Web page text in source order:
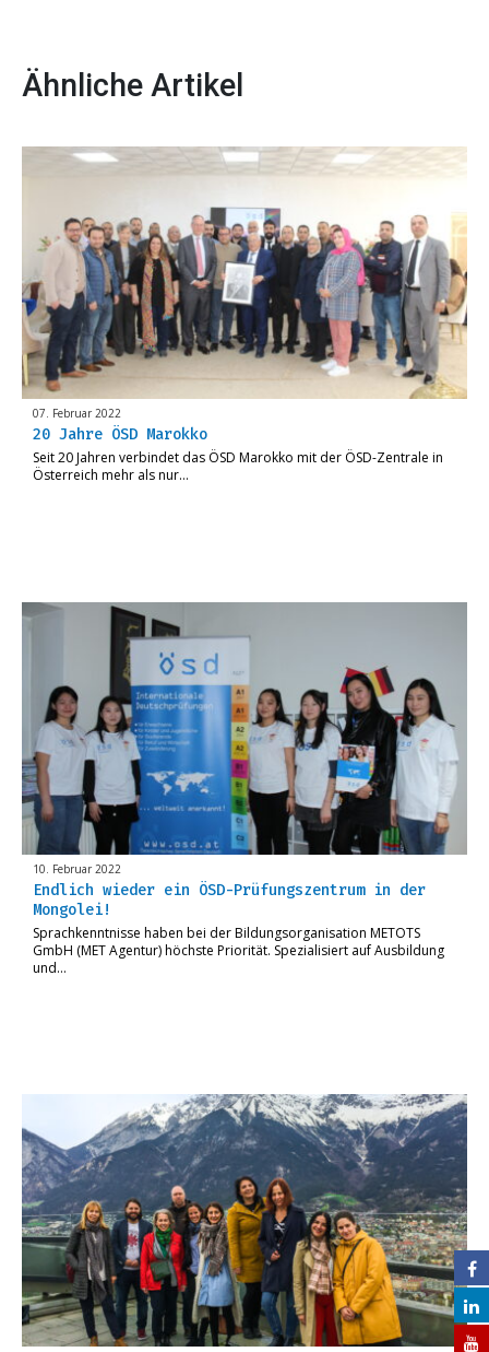
Ähnliche Artikel
07. Februar 2022
20 Jahre ÖSD Marokko
Seit 20 Jahren verbindet das ÖSD Marokko mit der ÖSD-Zentrale in
Österreich mehr als nur…
10. Februar 2022
Endlich wieder ein ÖSD-Prüfungszentrum in der
Mongolei!
Sprachkenntnisse haben bei der Bildungsorganisation METOTS
GmbH (MET Agentur) höchste Priorität. Spezialisiert auf Ausbildung
und…